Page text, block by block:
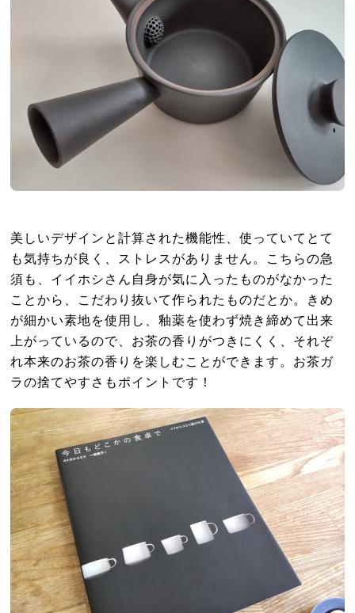
美しいデザインと計算された機能性、使っていてとて
も気持ちが良く、ストレスがありません。こちらの急
須も、イイホシさん自身が気に入ったものがなかった
ことから、こだわり抜いて作られたものだとか。きめ
が細かい素地を使用し、釉薬を使わず焼き締めて出来
上がっているので、お茶の香りがつきにくく、それぞ
れ本来のお茶の香りを楽しむことができます。お茶ガ
ラの捨てやすさもポイントです！